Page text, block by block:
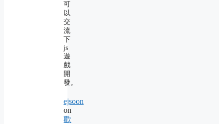
可
以
交
流
下
js
遊
戲
開
發。
ejsoon
on
歡